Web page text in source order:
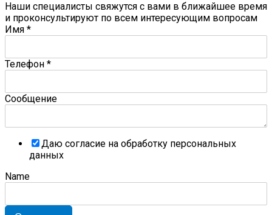
Наши специалисты свяжутся с вами в ближайшее время
и проконсультируют по всем интересующим вопросам
Имя *
Телефон *
Сообщение
Даю согласие на обработку персональных
данных
Name